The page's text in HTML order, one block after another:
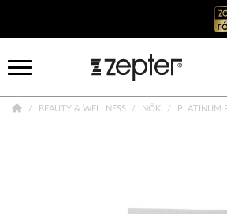
BEAUTY & WELLNESS NŐK PLATINUM